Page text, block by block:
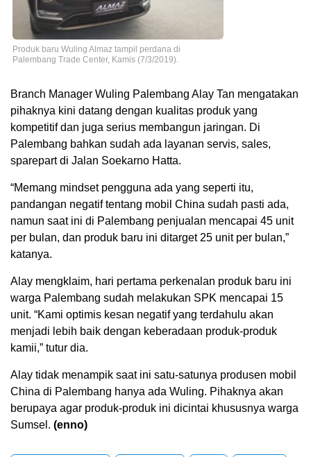
Produk baru Wuling Almaz tampil perdana di
Palembang Trade Center, Kamis (7/3/2019).
Branch Manager Wuling Palembang Alay Tan mengatakan
pihaknya kini datang dengan kualitas produk yang
kompetitif dan juga serius membangun jaringan. Di
Palembang bahkan sudah ada layanan servis, sales,
sparepart di Jalan Soekarno Hatta.
“Memang mindset pengguna ada yang seperti itu,
pandangan negatif tentang mobil China sudah pasti ada,
namun saat ini di Palembang penjualan mencapai 45 unit
per bulan, dan produk baru ini ditarget 25 unit per bulan,”
katanya.
Alay mengklaim, hari pertama perkenalan produk baru ini
warga Palembang sudah melakukan SPK mencapai 15
unit. “Kami optimis kesan negatif yang terdahulu akan
menjadi lebih baik dengan keberadaan produk-produk
kamii,” tutur dia.
Alay tidak menampik saat ini satu-satunya produsen mobil
China di Palembang hanya ada Wuling. Pihaknya akan
berupaya agar produk-produk ini dicintai khususnya warga
Sumsel. (enno)